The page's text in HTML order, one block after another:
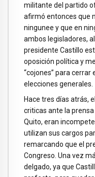
militante del partido
afirmó entonces que
ningunee y que en
ambos legisladores,
presidente Castillo
oposición política y
“cojones” para cerrar
elecciones generales.
Hace tres días atrás,
criticas ante la
Quito, eran
utilizan sus cargos
remarcando que el
Congreso. Una vez
delgado, ya que